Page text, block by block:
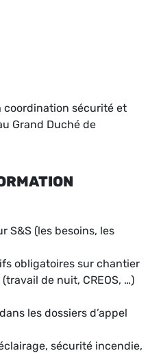
coordination sécurité et
Grand Duché de
S&S (les besoins, les
obligatoires sur chantier
de nuit, CREOS, …)
les dossiers d’appel
sécurité incendie,